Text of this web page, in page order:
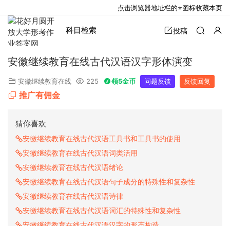
科目检索 投稿
安徽继续教育在线古代汉语汉字形体演变
安徽继续教育在线 225 领5金币 问题反馈 反馈回复
推广有佣金
猜你喜欢
安徽继续教育在线古代汉语工具书和工具书的使用
安徽继续教育在线古代汉语词类活用
安徽继续教育在线古代汉语绪论
安徽继续教育在线古代汉语句子成分的特殊性和复杂性
安徽继续教育在线古代汉语诗律
安徽继续教育在线古代汉语词汇的特殊性和复杂性
点击浏览器地址栏的⭐图标收藏本页